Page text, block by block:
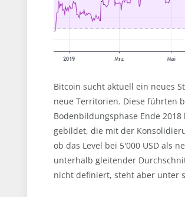
Bitcoin sucht aktuell ein neues
neue Territorien. Diese führten
Bodenbildungsphase Ende
gebildet, die mit der
ob das Level bei 5'000 USD als
unterhalb gleitender
nicht definiert, steht aber unter